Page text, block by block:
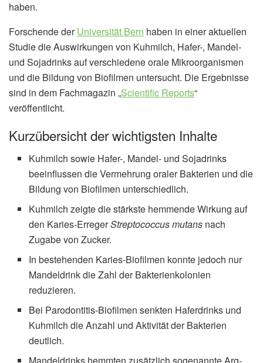
haben.
Forschende derUniversität Bern haben in einer aktuellen
Studie die Auswirkungen von Kuhmilch, Hafer-, Mandel-
und Sojadrinks auf verschiedene orale Mikroorganismen
und die Bildung von Biofilmen untersucht. Die Ergebnisse
sind in dem Fachmagazin „Scientific Reports“
veröffentlicht.
Kurzübersicht der wichtigsten Inhalte
Kuhmilch sowie Hafer-, Mandel- und Sojadrinks
beeinflussen die Vermehrung oraler Bakterien und die
Bildung von Biofilmen unterschiedlich.
Kuhmilch zeigte die stärkste hemmende Wirkung auf
den Karies-ErregerStreptococcus mutans nach
Zugabe von Zucker.
In bestehenden Karies-Biofilmen konnte jedoch nur
Mandeldrink die Zahl der Bakterienkolonien
reduzieren.
Bei Parodontitis-Biofilmen senkten Haferdrinks und
Kuhmilch die Anzahl und Aktivität der Bakterien
deutlich.
Mandeldrinks hemmten zusätzlich sogenannte Arg-